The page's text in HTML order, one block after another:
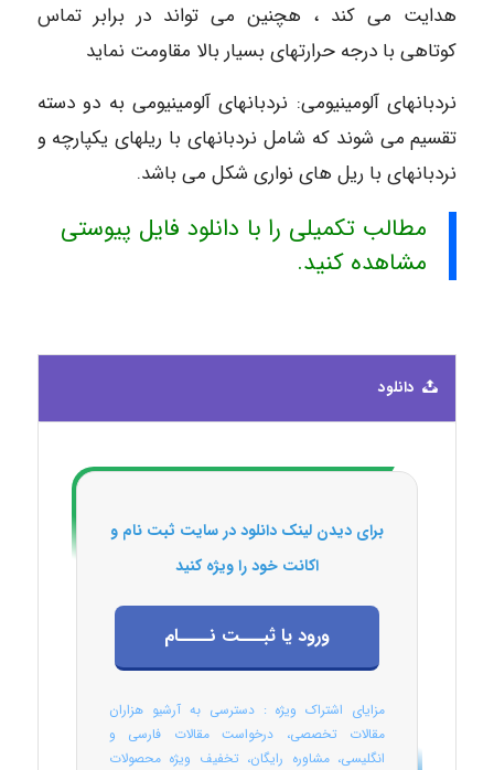
هدایت می کند ، هچنین می تواند در برابر تماس
کوتاهی با درجه حرارتهای بسیار بالا مقاومت نماید
نردبانهای آلومینیومی: نردبانهای آلومینیومی به دو دسته
تقسیم می شوند که شامل نردبانهای با ریلهای یکپارچه و
نردبانهای با ریل های نواری شکل می باشد.
مطالب تکمیلی را با دانلود فایل پیوستی
مشاهده کنید.
دانلود
برای دیدن لینک دانلود در سایت ثبت نام و
اکانت خود را ویژه کنید
ورود یا ثبـــت نــــام
مزایای اشتراک ویژه : دسترسی به آرشیو هزاران
مقالات تخصصی، درخواست مقالات فارسی و
انگلیسی، مشاوره رایگان، تخفیف ویژه محصولات